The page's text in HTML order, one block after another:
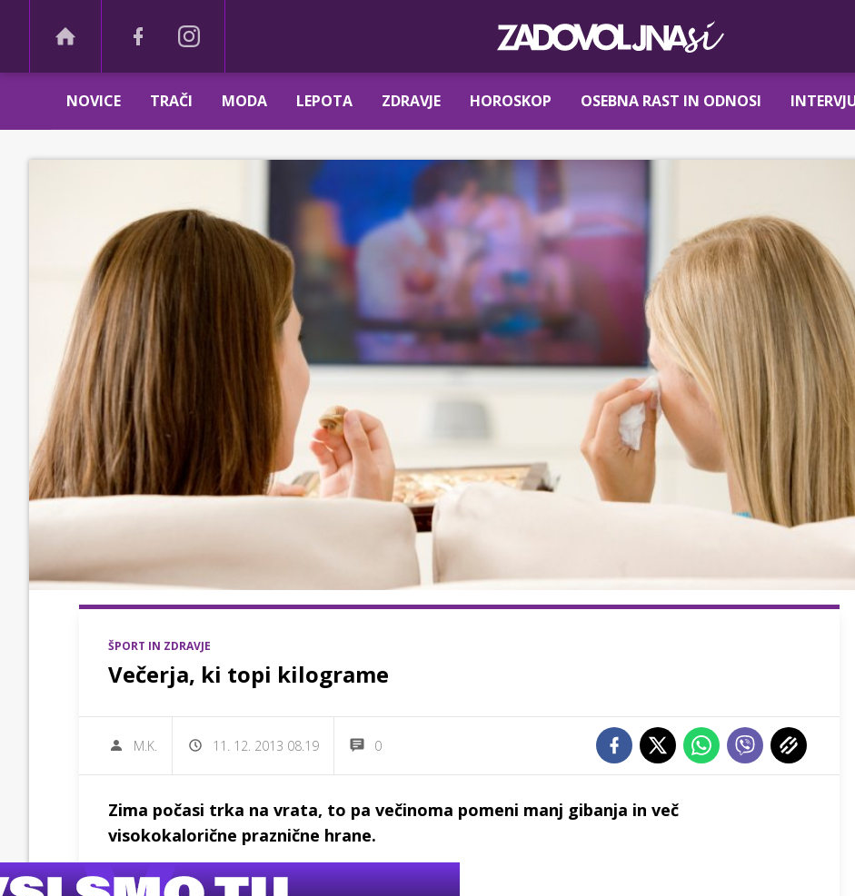
NOVICE TRAČI MODA LEPOTA ZDRAVJE HOROSKOP OSEBNA RAST IN ODNOSI
ŠPORT IN ZDRAVJE
Večerja, ki topi kilograme
M.K. 11. 12. 2013 08.19 0
Zima počasi trka na vrata, to pa večinoma pomeni manj gibanja in več
visokokalorične praznične hrane.